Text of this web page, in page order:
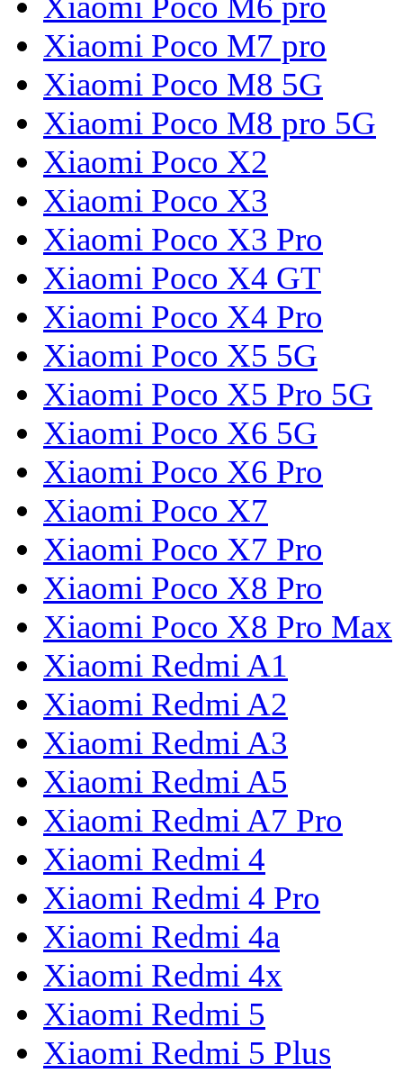
Xiaomi Poco M7 pro
Xiaomi Poco M8 5G
Xiaomi Poco M8 pro 5G
Xiaomi Poco X2
Xiaomi Poco X3
Xiaomi Poco X3 Pro
Xiaomi Poco X4 GT
Xiaomi Poco X4 Pro
Xiaomi Poco X5 5G
Xiaomi Poco X5 Pro 5G
Xiaomi Poco X6 5G
Xiaomi Poco X6 Pro
Xiaomi Poco X7
Xiaomi Poco X7 Pro
Xiaomi Poco X8 Pro
Xiaomi Poco X8 Pro Max
Xiaomi Redmi A1
Xiaomi Redmi A2
Xiaomi Redmi A3
Xiaomi Redmi A5
Xiaomi Redmi A7 Pro
Xiaomi Redmi 4
Xiaomi Redmi 4 Pro
Xiaomi Redmi 4a
Xiaomi Redmi 4x
Xiaomi Redmi 5
Xiaomi Redmi 5 Plus